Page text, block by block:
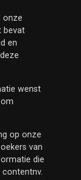
onze
bevat
en
wenst
op onze
van
die